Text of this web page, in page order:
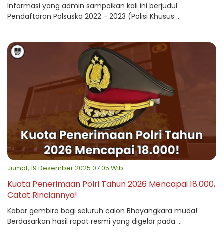
Informasi yang admin sampaikan kali ini berjudul
Pendaftaran Polsuska 2022 - 2023 (Polisi Khusus ...
Jumat, 19 Desember 2025 07:05 Wib
Kuota Penerimaan Polri Tahun 2026 Mencapai 18.000,
Catat Rinciannya!
Kabar gembira bagi seluruh calon Bhayangkara muda!
Berdasarkan hasil rapat resmi yang digelar pada ...